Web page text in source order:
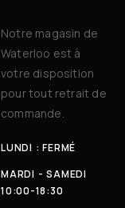
Notre magasin de
Waterloo est à
votre disposition
pour tout retrait de
commande.
LUNDI : FERMÉ
MARDI - SAMEDI
10:00-18:30